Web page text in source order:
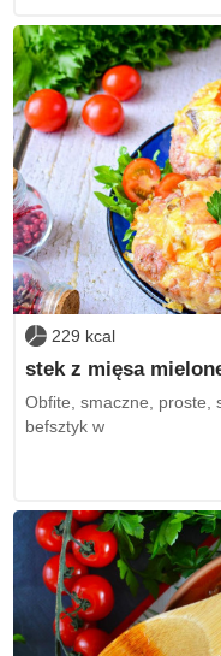
229 kcal
stek z mięsa
Obfite, smaczne, proste,
befsztyk w